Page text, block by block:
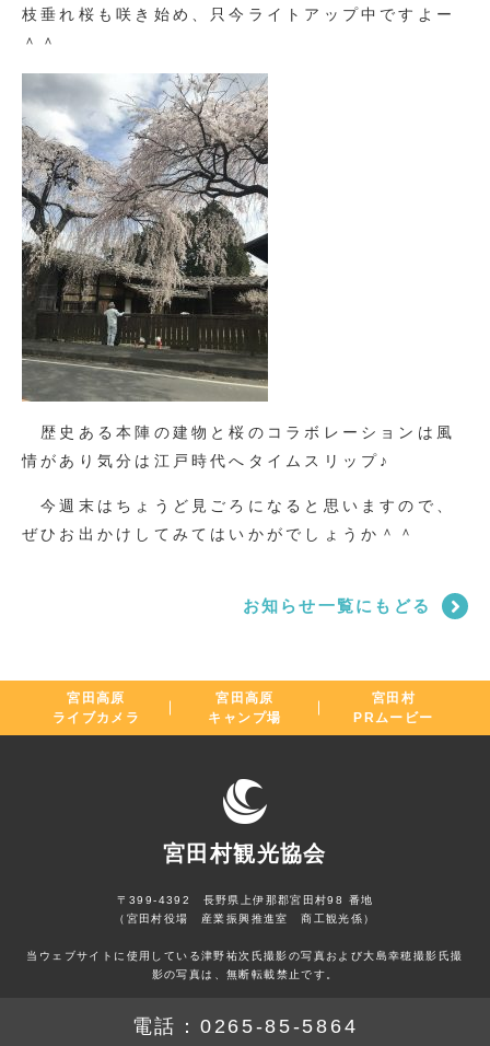
枝垂れ桜も咲き始め、只今ライトアップ中ですよー
＾＾
歴史ある本陣の建物と桜のコラボレーションは風
情があり気分は江戸時代へタイムスリップ♪
今週末はちょうど見ごろになると思いますので、
ぜひお出かけしてみてはいかがでしょうか＾＾
お知らせ一覧にもどる
宮田高原
ライブカメラ
宮田高原
キャンプ場
宮田村
PRムービー
宮田村観光協会
〒399-4392 長野県上伊那郡宮田村98 番地
（宮田村役場 産業振興推進室 商工観光係）
当ウェブサイトに使用している津野祐次氏撮影の写真および大島幸穂撮影氏撮
影の写真は、無断転載禁止です。
電話： 0265-85-5864